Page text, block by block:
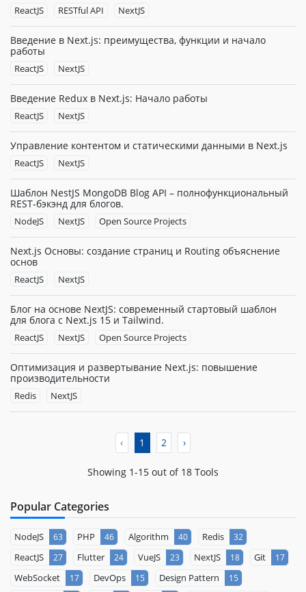
ReactJS RESTful API NextJS
Введение в Next.js: преимущества, функции и начало
работы
ReactJS NextJS
Введение Redux в Next.js: Начало работы
ReactJS NextJS
Управление контентом и статическими данными в Next.js
ReactJS NextJS
Шаблон NestJS MongoDB Blog API – полнофункциональный
REST-бэкэнд для блогов.
NodeJS NextJS Open Source Projects
Next.js Основы: создание страниц и Routing объяснение
основ
ReactJS NextJS
Блог на основе NextJS: современный стартовый шаблон
для блога с Next.js 15 и Tailwind.
ReactJS NextJS Open Source Projects
Оптимизация и развертывание Next.js: повышение
производительности
Redis NextJS
‹ 1 2 ›
Showing 1-15 out of 18 Tools
Popular Categories
NodeJS 63 PHP 46 Algorithm 40 Redis 32
ReactJS 27 Flutter 24 VueJS 23 NextJS 18 Git 17
WebSocket 17 DevOps 15 Design Pattern 15